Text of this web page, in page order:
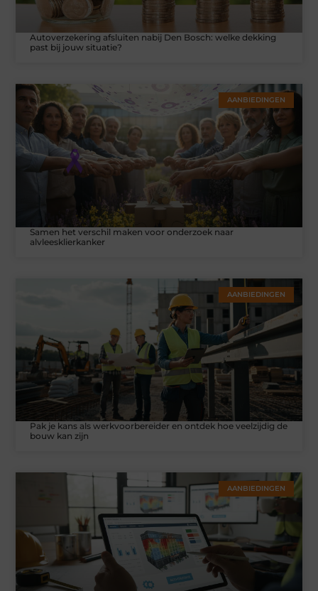
Autoverzekering afsluiten nabij Den Bosch: welke dekking
past bij jouw situatie?
AANBIEDINGEN
Samen het verschil maken voor onderzoek naar
alvleesklierkanker
AANBIEDINGEN
Pak je kans als werkvoorbereider en ontdek hoe veelzijdig de
bouw kan zijn
AANBIEDINGEN